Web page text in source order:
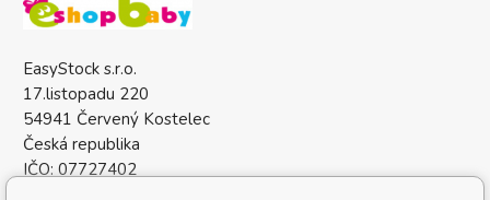
EasyStock s.r.o.
17.listopadu 220
54941 Červený Kostelec
Česká republika
IČO: 07727402